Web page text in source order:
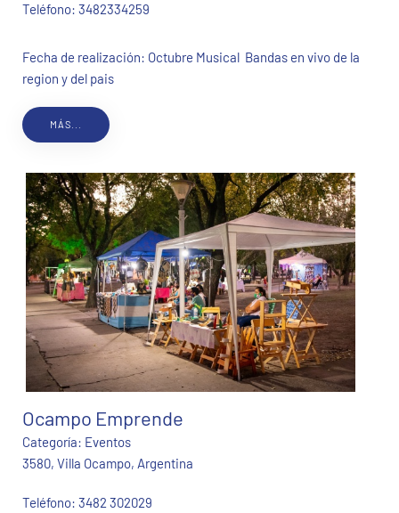
Teléfono: 3482334259
Fecha de realización: Octubre Musical Bandas en vivo de la
region y del pais
MÁS...
Ocampo Emprende
Categoría: Eventos
3580, Villa Ocampo, Argentina
Teléfono: 3482 302029